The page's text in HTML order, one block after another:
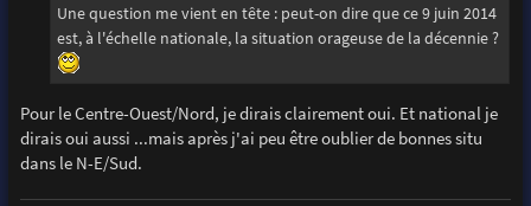
Une question me vient en tête : peut-on dire que ce 9 juin 2014
est, à l'échelle nationale, la situation orageuse de la décennie ?
Pour le Centre-Ouest/Nord, je dirais clairement oui. Et national je
dirais oui aussi ...mais après j'ai peu être oublier de bonnes situ
dans le N-E/Sud.